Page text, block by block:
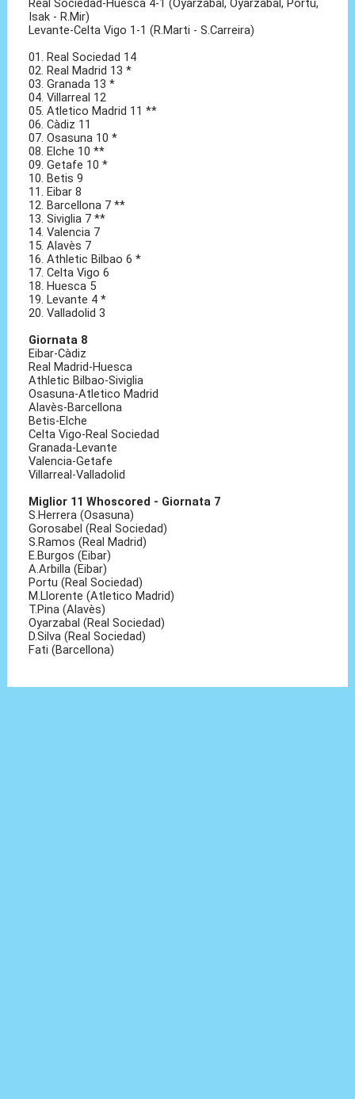
Real Sociedad-Huesca 4-1 (Oyarzabal, Oyarzabal, Portu,
Isak - R.Mir)
Levante-Celta Vigo 1-1 (R.Marti - S.Carreira)
01. Real Sociedad 14
02. Real Madrid 13 *
03. Granada 13 *
04. Villarreal 12
05. Atletico Madrid 11 **
06. Càdiz 11
07. Osasuna 10 *
08. Elche 10 **
09. Getafe 10 *
10. Betis 9
11. Eibar 8
12. Barcellona 7 **
13. Siviglia 7 **
14. Valencia 7
15. Alavès 7
16. Athletic Bilbao 6 *
17. Celta Vigo 6
18. Huesca 5
19. Levante 4 *
20. Valladolid 3
Giornata 8
Eibar-Càdiz
Real Madrid-Huesca
Athletic Bilbao-Siviglia
Osasuna-Atletico Madrid
Alavès-Barcellona
Betis-Elche
Celta Vigo-Real Sociedad
Granada-Levante
Valencia-Getafe
Villarreal-Valladolid
Miglior 11 Whoscored - Giornata 7
S.Herrera (Osasuna)
Gorosabel (Real Sociedad)
S.Ramos (Real Madrid)
E.Burgos (Eibar)
A.Arbilla (Eibar)
Portu (Real Sociedad)
M.Llorente (Atletico Madrid)
T.Pina (Alavès)
Oyarzabal (Real Sociedad)
D.Silva (Real Sociedad)
Fati (Barcellona)